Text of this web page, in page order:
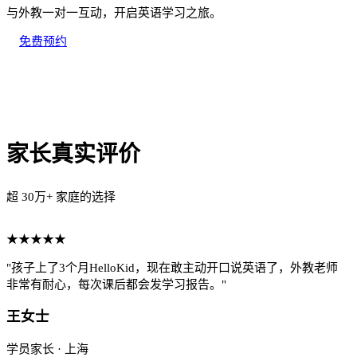
与外教一对一互动，开启英语学习之旅。
免费预约
家长真实评价
超 30万+ 家庭的选择
★★★★★
"孩子上了3个月HelloKid，现在敢主动开口说英语了，外教老师
非常有耐心，每次课后都会发学习报告。"
王女士
学员家长 · 上海